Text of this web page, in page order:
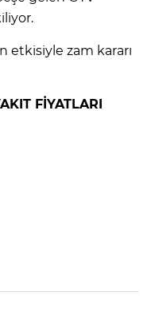
etkisiyle zam kararı
FİYATLARI